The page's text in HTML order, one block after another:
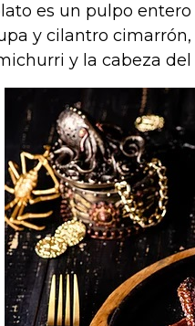
es un pulpo
y cilantro
y la cabeza